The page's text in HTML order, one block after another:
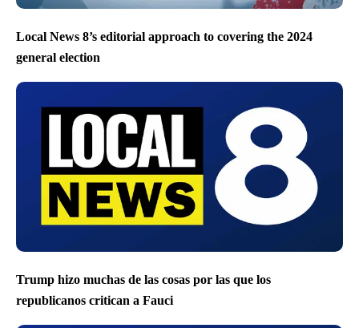
Local News 8’s editorial approach to covering the 2024
general election
Trump hizo muchas de las cosas por las que los
republicanos critican a Fauci